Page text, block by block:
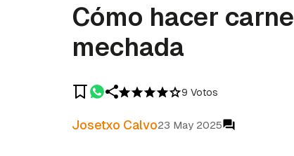
Cómo hacer carne
mechada
9 Votos
Josetxo Calvo23 May 2025